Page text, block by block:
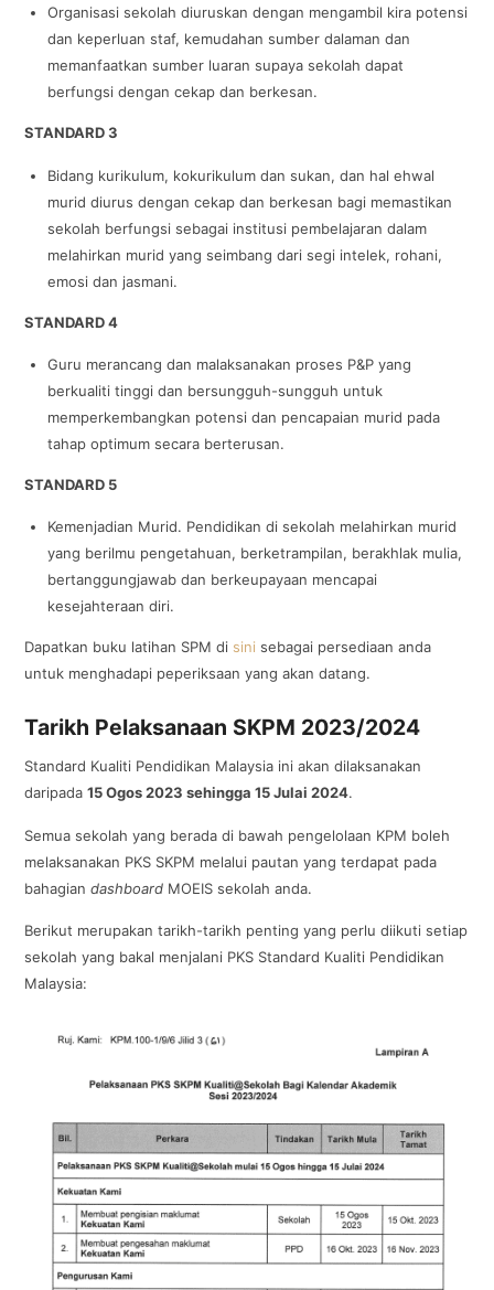
Organisasi sekolah diuruskan dengan mengambil kira potensi
dan keperluan staf, kemudahan sumber dalaman dan
memanfaatkan sumber luaran supaya sekolah dapat
berfungsi dengan cekap dan berkesan.
STANDARD 3
Bidang kurikulum, kokurikulum dan sukan, dan hal ehwal
murid diurus dengan cekap dan berkesan bagi memastikan
sekolah berfungsi sebagai institusi pembelajaran dalam
melahirkan murid yang seimbang dari segi intelek, rohani,
emosi dan jasmani.
STANDARD 4
Guru merancang dan malaksanakan proses P&P yang
berkualiti tinggi dan bersungguh-sungguh untuk
memperkembangkan potensi dan pencapaian murid pada
tahap optimum secara berterusan.
STANDARD 5
Kemenjadian Murid. Pendidikan di sekolah melahirkan murid
yang berilmu pengetahuan, berketrampilan, berakhlak mulia,
bertanggungjawab dan berkeupayaan mencapai
kesejahteraan diri.
Dapatkan buku latihan SPM di sini sebagai persediaan anda
untuk menghadapi peperiksaan yang akan datang.
Tarikh Pelaksanaan SKPM 2023/2024
Standard Kualiti Pendidikan Malaysia ini akan dilaksanakan
daripada15 Ogos 2023 sehingga 15 Julai 2024.
Semua sekolah yang berada di bawah pengelolaan KPM boleh
melaksanakan PKS SKPM melalui pautan yang terdapat pada
bahagiandashboard MOEIS sekolah anda.
Berikut merupakan tarikh-tarikh penting yang perlu diikuti setiap
sekolah yang bakal menjalani PKS Standard Kualiti Pendidikan
Malaysia: